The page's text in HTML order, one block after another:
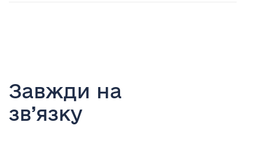
Завжди на
зв’язку